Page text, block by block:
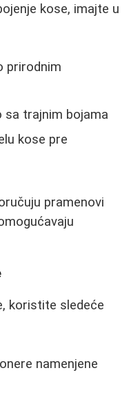
kose, imajte u
prirodnim
sa trajnim bojama
kose pre
pramenovi
koristite sledeće
namenjene